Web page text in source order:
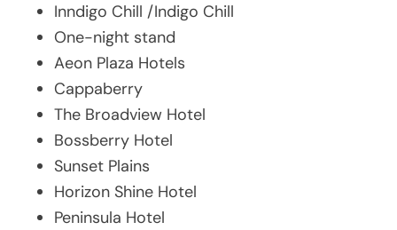
Inndigo Chill /Indigo Chill
One-night stand
Aeon Plaza Hotels
Cappaberry
The Broadview Hotel
Bossberry Hotel
Sunset Plains
Horizon Shine Hotel
Peninsula Hotel